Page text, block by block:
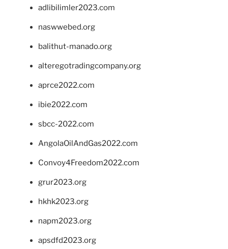
adlibilimler2023.com
naswwebed.org
balithut-manado.org
alteregotradingcompany.org
aprce2022.com
ibie2022.com
sbcc-2022.com
AngolaOilAndGas2022.com
Convoy4Freedom2022.com
grur2023.org
hkhk2023.org
napm2023.org
apsdfd2023.org